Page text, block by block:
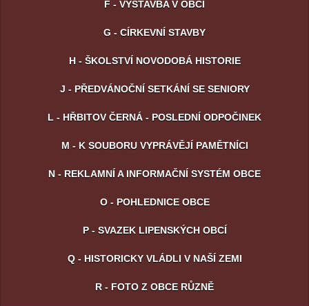
F - VÝSTAVBA V OBCI
G - CÍRKEVNÍ STAVBY
H - ŠKOLSTVÍ NOVODOBÁ HISTORIE
J - PŘEDVÁNOČNÍ SETKÁNÍ SE SENIORY
L - HŘBITOV ČERNÁ - POSLEDNÍ ODPOČINEK
M - K SOUBORU VYPRÁVĚJÍ PAMĚTNÍCI
N - REKLAMNÍ A INFORMAČNÍ SYSTÉM OBCE
O - POHLEDNICE OBCE
P - SVAZEK LIPENSKÝCH OBCÍ
Q - HISTORICKY VLÁDLI V NAŠÍ ZEMI
R - FOTO Z OBCE RŮZNĚ